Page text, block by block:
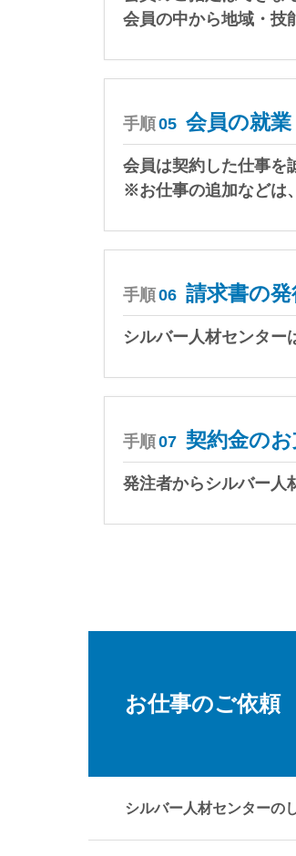
会員の中から地域・技
手順05 会員の就業
会員は契約した仕事を
※お仕事の追加などは
手順06 請求書の発
シルバー人材センター
手順07 契約金の
発注者からシルバー人
お仕事のご依頼
シルバー人材センターの